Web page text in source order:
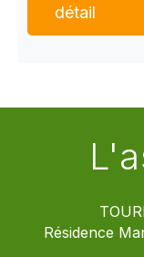
détail
Résidence